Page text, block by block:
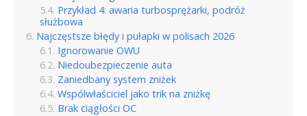
Przykład 4: awaria turbosprężarki, podróż
służbowa
Najczęstsze błędy i pułapki w polisach 2026
Ignorowanie OWU
Niedoubezpieczenie auta
Zaniedbany system zniżek
Wspólwłaściciel jako trik na zniżkę
Brak ciągłości OC